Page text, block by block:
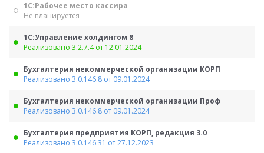
1С:Рабочее место кассира
Не планируется
1С:Управление холдингом 8
Реализовано 3.2.7.4 от 12.01.2024
Бухгалтерия некоммерческой организации КОРП
Реализовано 3.0.146.8 от 09.01.2024
Бухгалтерия некоммерческой организации Проф
Реализовано 3.0.146.8 от 09.01.2024
Бухгалтерия предприятия КОРП, редакция 3.0
Реализовано 3.0.146.31 от 27.12.2023